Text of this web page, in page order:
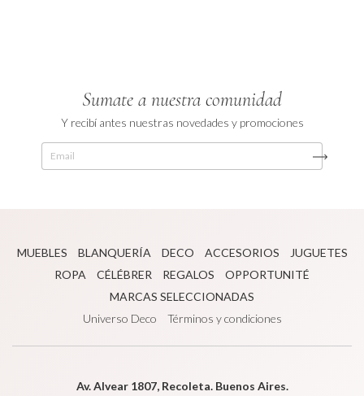
Sumate a nuestra comunidad
Y recibí antes nuestras novedades y promociones
MUEBLES BLANQUERÍA DECO ACCESORIOS
JUGUETES
ROPA
CÉLÉBRER REGALOS
OPPORTUNITÉ
MARCAS SELECCIONADAS
Universo Deco
Términos y condiciones
Av. Alvear 1807, Recoleta. Buenos Aires.